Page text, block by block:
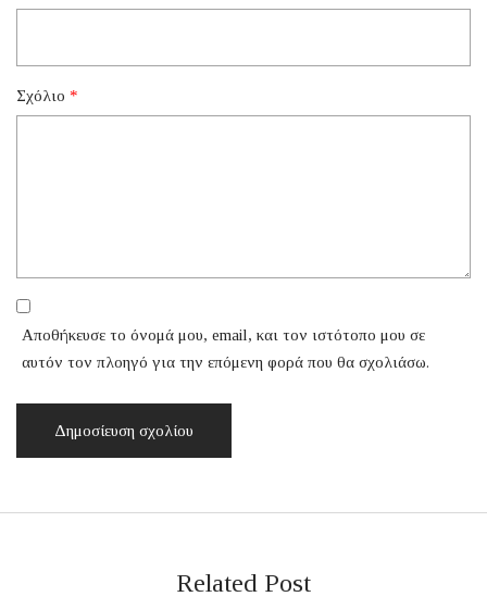
Σχόλιο *
Αποθήκευσε το όνομά μου, email, και τον ιστότοπο μου σε
αυτόν τον πλοηγό για την επόμενη φορά που θα σχολιάσω.
Related Post